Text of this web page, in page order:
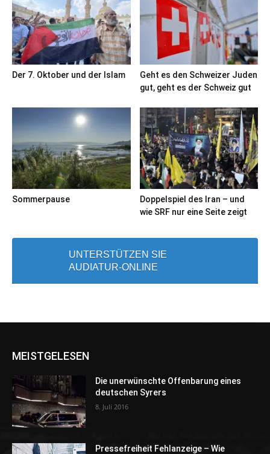
Der 7. Oktober und der Islam
Geht es den Schweizer Juden
gut, geht es der Schweiz gut
Sommerpause
Doppelspiel des Iran – und
wie SRF nur eine Seite zeigt
UNTERSTÜTZEN SIE
AUDIATUR-ONLINE
MEISTGELESEN
Die unerwünschte Offenbarung eines
deutschen Syrers
8. Juli 2016
Pressefreiheit Fehlanzeige – Wie